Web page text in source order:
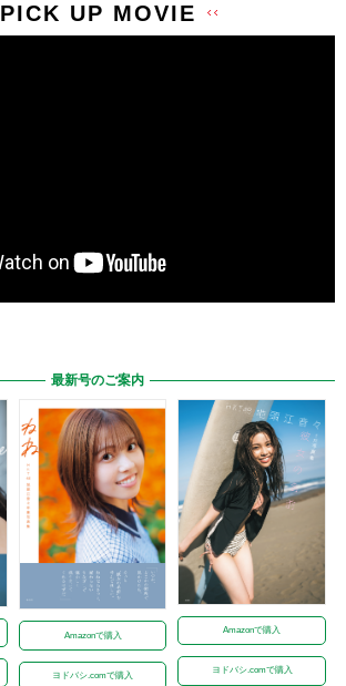
PICK UP MOVIE
最新号のご案内
Amazonで購入
ヨドバシ.comで購入
Amazonで購入
ヨドバシ.comで購入